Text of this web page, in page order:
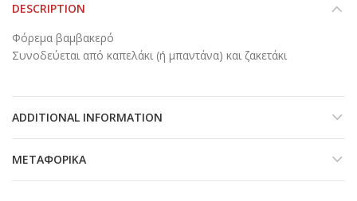
DESCRIPTION
Φόρεμα βαμβακερό
Συνοδεύεται από καπελάκι (ή μπαντάνα) και ζακετάκι
ADDITIONAL INFORMATION
ΜΕΤΑΦΟΡΙΚΆ